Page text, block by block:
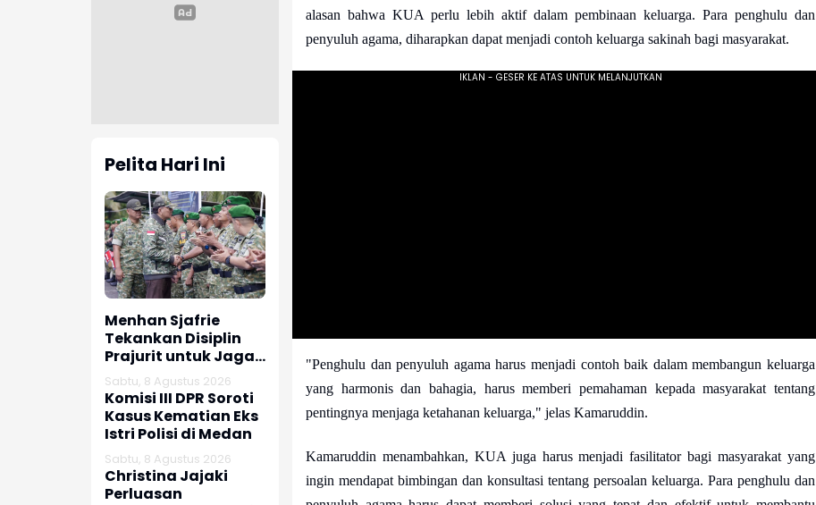
Pelita Hari Ini
Menhan Sjafrie
Tekankan Disiplin
Prajurit untuk Jaga
Kepercayaan
Rakyat
Sabtu, 8 Agustus 2026
Komisi III DPR Soroti
Kasus Kematian Eks
Istri Polisi di Medan
Sabtu, 8 Agustus 2026
Christina Jajaki
Perluasan
alasan bahwa KUA perlu lebih aktif dalam pembinaan keluarga. Para penghulu dan
penyuluh agama, diharapkan dapat menjadi contoh keluarga sakinah bagi masyarakat.
"Penghulu dan penyuluh agama harus menjadi contoh baik dalam membangun keluarga
yang harmonis dan bahagia, harus memberi pemahaman kepada masyarakat tentang
pentingnya menjaga ketahanan keluarga," jelas Kamaruddin.
Kamaruddin menambahkan, KUA juga harus menjadi fasilitator bagi masyarakat yang
ingin mendapat bimbingan dan konsultasi tentang persoalan keluarga. Para penghulu dan